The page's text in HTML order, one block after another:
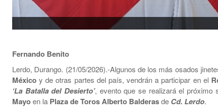
Fernando Benito
Lerdo, Durango. (21/05/2026).-Algunos de los más osados
México y de otras partes del país, vendrán a participar en el
‘La Batalla del Desierto’, evento que se realizará el próximo
Mayoen la Plaza de Toros Alberto Balderasde Cd. Lerdo.